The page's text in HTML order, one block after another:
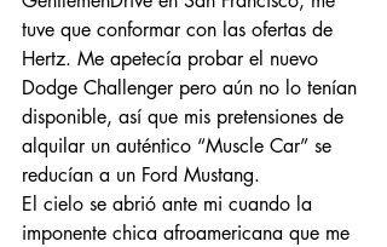
tuve que conformar con las ofertas de
Hertz. Me apetecía probar el nuevo
Dodge Challenger pero aún no lo tenían
disponible, así que mis pretensiones de
alquilar un auténtico “Muscle Car” se
reducían a un Ford Mustang.
El cielo se abrió ante mi cuando la
imponente chica afroamericana que me